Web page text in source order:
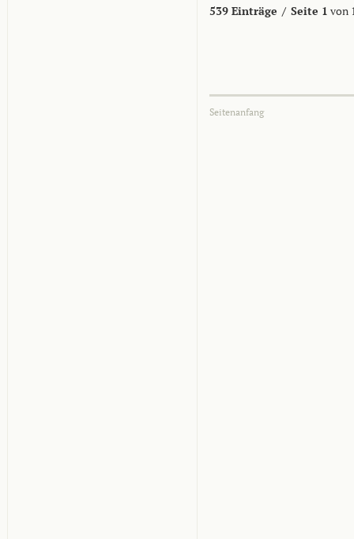
539 Einträge / Seite 1 von
Seitenanfang